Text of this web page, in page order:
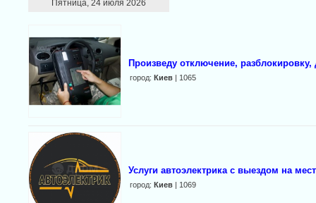
Пятница, 24 июля 2026
Произведу отключение,
город: Киев | 1065
Услуги автоэлектрика с выездом на
город: Киев | 1069